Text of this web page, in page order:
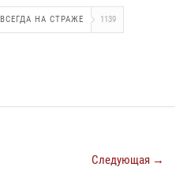
ВСЕГДА НА СТРАЖЕ 1139
Следующая →